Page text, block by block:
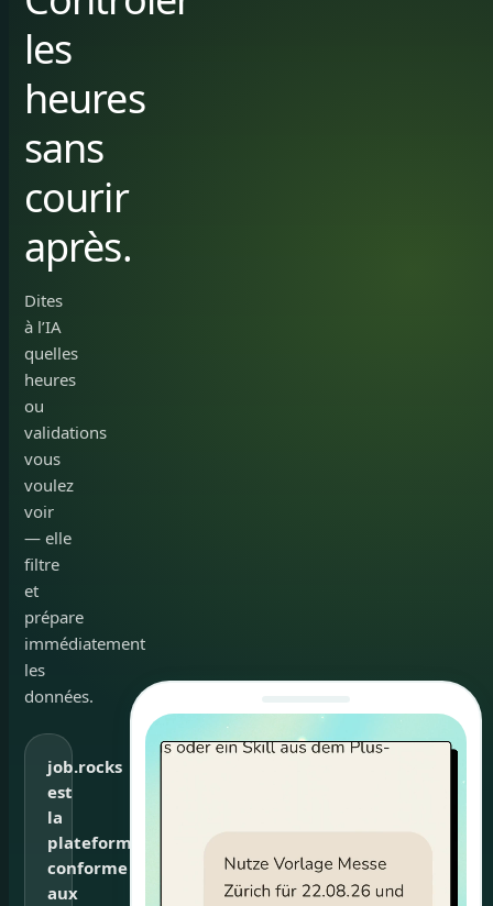
les
heures
sans
courir
après.
Dites
à l’IA
quelles
heures
ou
validations
vous
voulez
voir
— elle
filtre
et
prépare
immédiatement
les
données.
job.rocks
est
la
plateforme
conforme
aux